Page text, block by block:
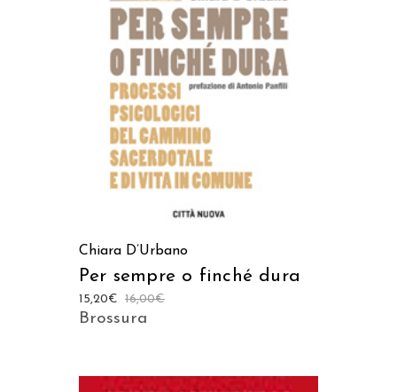
AGGIUNGI AL CARRELLO
Chiara D’Urbano
Per sempre o finché dura
16,00€
15,20€
Brossura